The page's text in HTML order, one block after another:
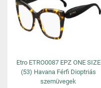
Etro ETRO0087 EPZ ONE SIZE
(53) Havana Férfi Dioptriás
szemüvegek